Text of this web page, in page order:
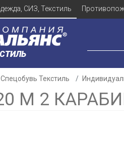
СИЗ, Текстиль
Текстиль
М 2